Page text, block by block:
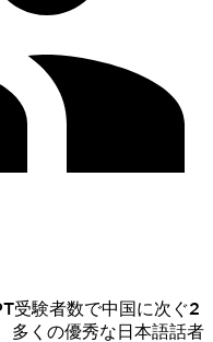
受験者数で中国に次ぐ2
多くの優秀な日本語話者